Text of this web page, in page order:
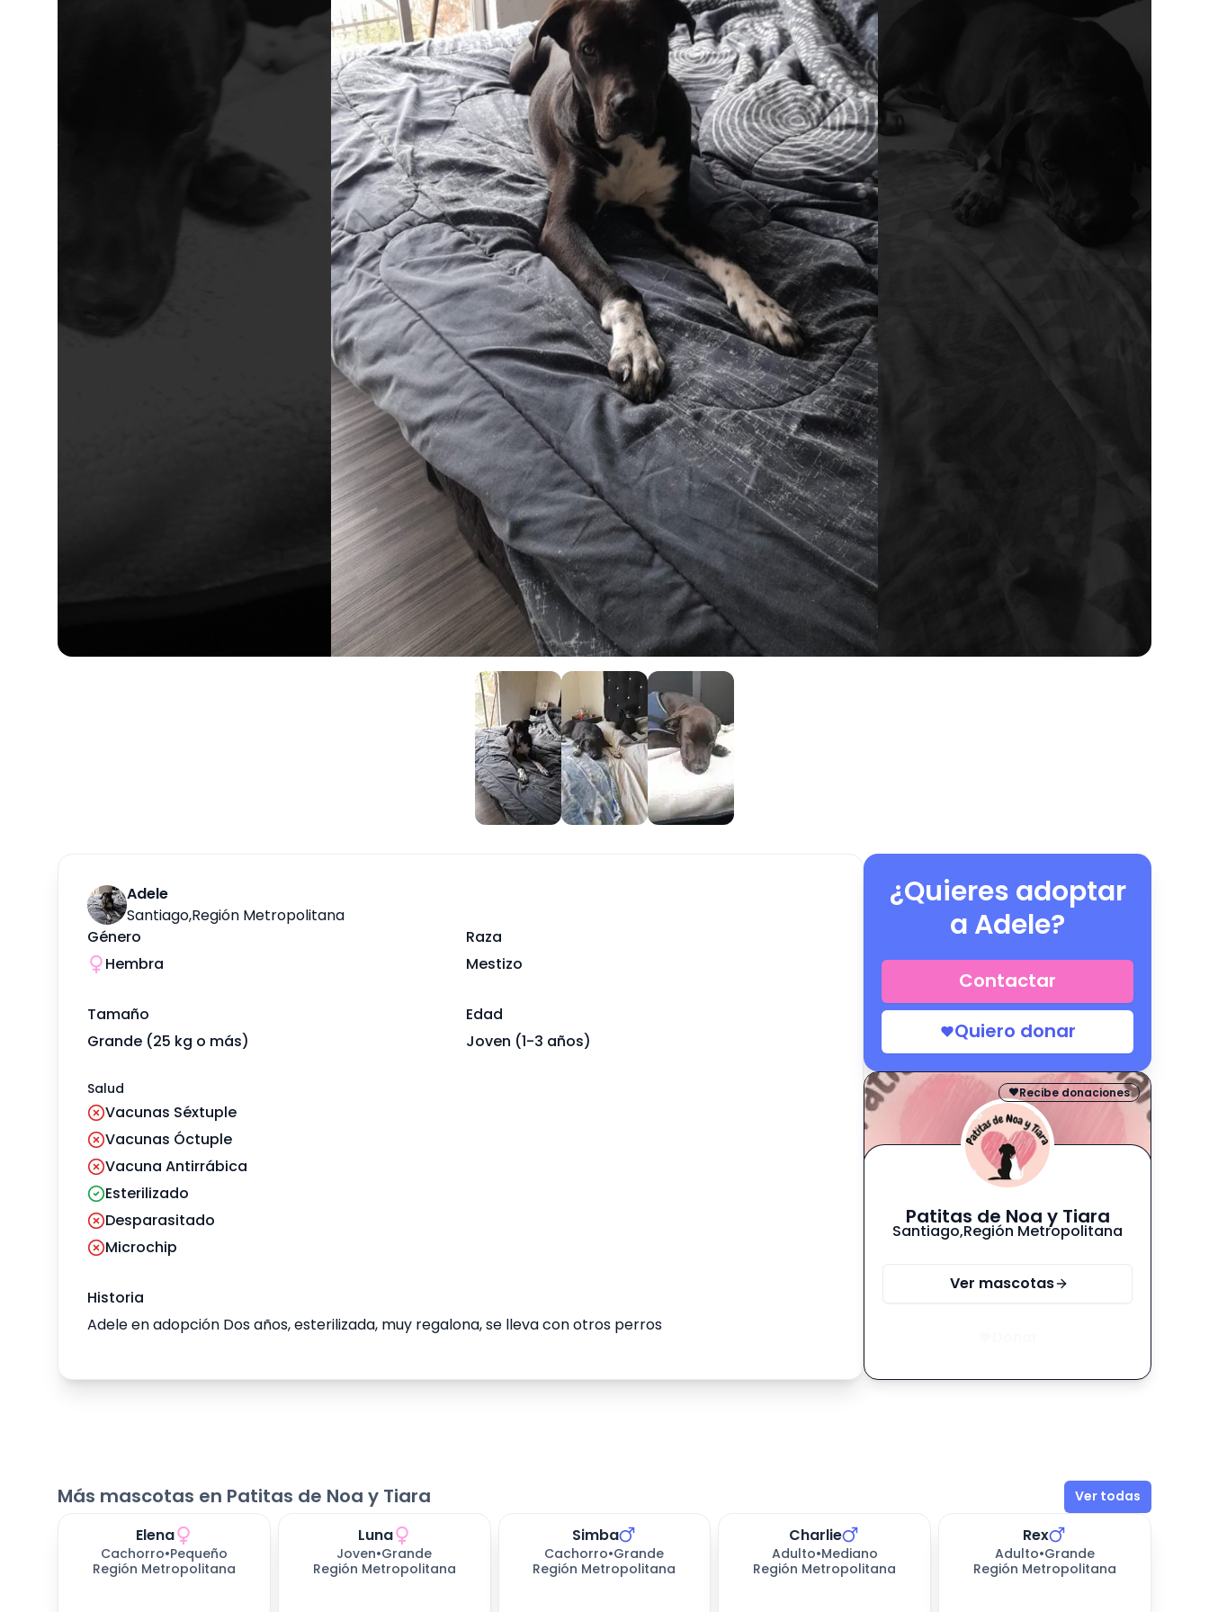
Adele
Santiago,Región Metropolitana
Género
Hembra
Raza
Mestizo
Tamaño
Grande (25 kg o más)
Edad
Joven (1-3 años)
Salud
Vacunas Séxtuple
Vacunas Óctuple
Vacuna Antirrábica
Esterilizado
Desparasitado
Microchip
Historia
Adele en adopción Dos años, esterilizada, muy regalona, se lleva con otros perros
¿Quieres adoptar
a Adele?
Contactar
Quiero donar
Recibe donaciones
Patitas de Noa y Tiara
Santiago,Región Metropolitana
Ver mascotas
Más mascotas en Patitas de Noa y Tiara Ver todas
Elena
Cachorro•Pequeño
Región Metropolitana
Luna
Joven•Grande
Región Metropolitana
Simba
Cachorro•Grande
Región Metropolitana
Charlie
Adulto•Mediano
Región Metropolitana
días esperando
Rex
Adulto•Grande
Región Metropolitana